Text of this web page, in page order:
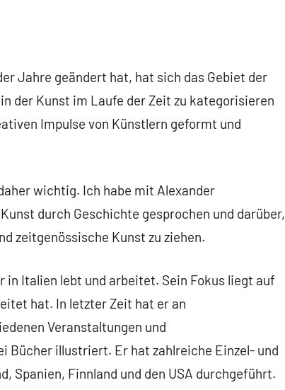
Jahre geändert hat, hat sich das Gebiet der
der Kunst im Laufe der Zeit zu kategorisieren
Impulse von Künstlern geformt und
wichtig. Ich habe mit Alexander
durch Geschichte gesprochen und darüber,
zeitgenössische Kunst zu ziehen.
Italien lebt und arbeitet. Sein Fokus liegt auf
hat. In letzter Zeit hat er an
Veranstaltungen und
illustriert. Er hat zahlreiche Einzel- und
Spanien, Finnland und den USA durchgeführt.